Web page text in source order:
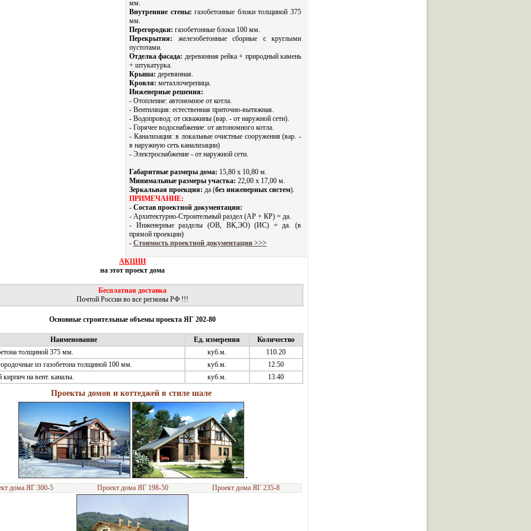
мм.
Внутренние стены: газобетонные блоки толщиной 375
мм.
Перегородки: газобетонные блоки 100 мм.
Перекрытия: железобетонные сборные с круглыми
пустотами.
Отделка фасада: деревянная рейка + природный камень
+ штукатурка.
Крыша: деревянная.
Кровля: металлочерепица.
Инженерные решения:
- Отопление: автономное от котла.
- Вентиляция: естественная приточно-вытяжная.
- Водопровод: от скважины (вар. - от наружной сети).
- Горячее водоснабжение: от автономного котла.
- Канализация: в локальные очистные сооружения (вар. -
в наружную сеть канализации)
- Электроснабжение - от наружной сети.
Габаритные размеры дома: 15,80 х 10,80 м.
Минимальные размеры участка: 22,00 x 17,00 м.
Зеркальная проекция: да (без инженерных систем).
ПРИМЕЧАНИЕ:
- Состав проектной документации:
- Архитектурно-Строительный раздел (АР + КР) = да.
- Инженерные разделы (ОВ, ВК,ЭО) (ИС) = да. (в
прямой проекции)
- Стоимость проектной документации >>>
АКЦИИ
на этот проект дома
Бесплатная доставка
Почтой России во все регионы РФ !!!
Основные строительные объемы проекта ЯГ 202-80
Наименование Ед. измерения
Количество
толщиной 375 мм.
куб.м.
110.20
из газобетона толщиной 100 мм.
куб.м.
12.50
на вент. каналы.
куб.м. 13.40
Проекты домов и коттеджей в стиле шале
дома ЯГ 300-5 Проект дома ЯГ 198-50 Проект дома ЯГ 235-8